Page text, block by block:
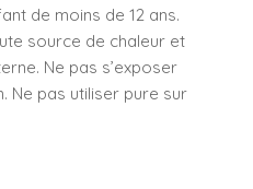
de moins de 12 ans.
source de chaleur et
Ne pas s’exposer
Ne pas utiliser pure sur